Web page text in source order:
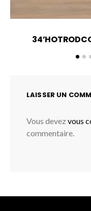
LAISSER UN
Vous devez vous
commentaire.